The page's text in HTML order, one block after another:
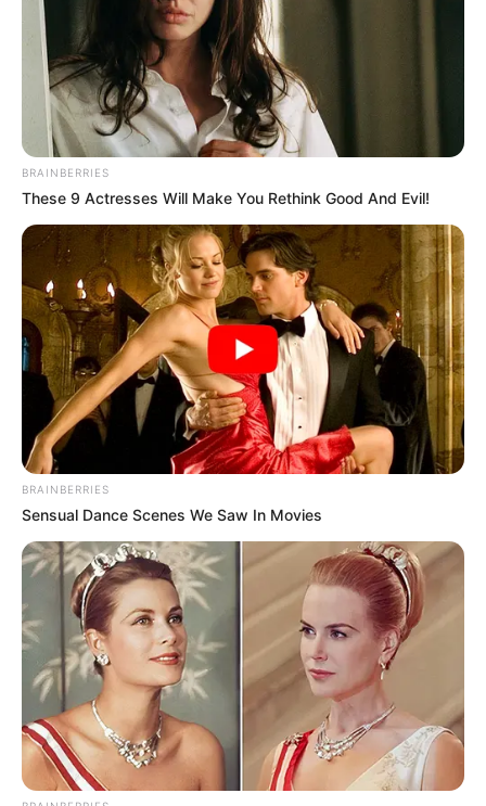
TAGS
ΔΗΜΟΤΙΚΗ ΑΓΟΡΑ ΧΑΛΚΙΔΑΣ
ΧΑΛΚΙΔΑ ΝΕΑ
ΤΑΥΤΟΤΗΤΑ ΚΑΙ ΕΠΙΚΟΙΝΩΝΙΑ ΟΡΟΙ ΧΡΗΣΗΣ
BRAINBERRIES
These 9 Actresses Will Make You Rethink Good And Evil!
BRAINBERRIES
Sensual Dance Scenes We Saw In Movies